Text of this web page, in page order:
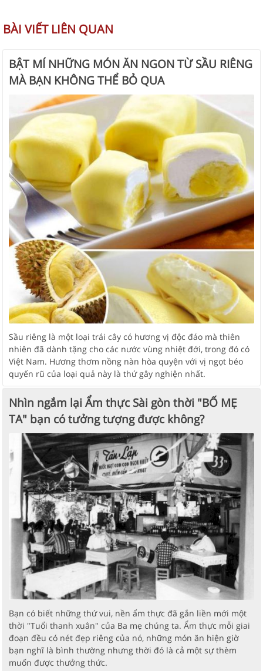
BÀI VIẾT LIÊN QUAN
BẬT MÍ NHỮNG MÓN ĂN NGON TỪ SẦU RIÊNG
MÀ BẠN KHÔNG THỂ BỎ QUA
Sầu riêng là một loại trái cây có hương vị độc đáo mà thiên
nhiên đã dành tặng cho các nước vùng nhiệt đới, trong đó có
Việt Nam. Hương thơm nồng nàn hòa quyện với vị ngọt béo
quyến rũ của loại quả này là thứ gây nghiện nhất.
Nhìn ngắm lại Ẩm thực Sài gòn thời "BỐ MẸ
TA" bạn có tưởng tượng được không?
Bạn có biết những thứ vui, nền ẩm thực đã gắn liền mới một
thời "Tuổi thanh xuân" của Ba mẹ chúng ta. Ẩm thực mỗi giai
đoạn đều có nét đẹp riêng của nó, những món ăn hiện giờ
bạn nghĩ là bình thường nhưng thời đó là cả một sự thèm
muốn được thưởng thức.